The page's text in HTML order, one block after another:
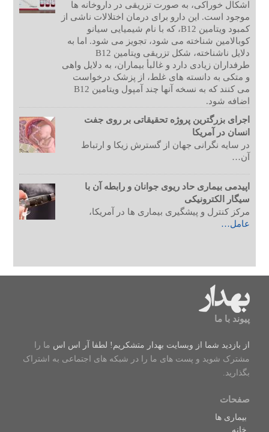
اشکال خوراکی، به صورت تزریقی در داروخانه ها
موجود است. این دارو برای درمان اختلالات ناشی از
کمبود ویتامین B12، که با نام شیمیایی سیانو
کوبالامین شناخته می شود، تجویز می شود. اما به
دلایل ناشناخته، شکل تزریقی ویتامین B12
طرفداران زیادی دارد و غالبأ بیماران، به دلایل واهی
و متکی به دانسته های غلط، از پزشک درخواست
می کنند که به نسخه آنها چند آمپول ویتامین B12
اضافه شود.
اجرای بزرگترین پروژه تحقیقاتی بر روی جفت
انسان در آمریکا
در سایه نگرانی جهان از گسترش زیکا و ارتباط
آن…
اپیدمی بیماری حاد ریوی جوانان و رابطه آن با
سیگار الکترونیکی
مرکز کنترل و پیشگیری بیماری ها در آمریکا،
عامل…
پیوند با ما
از بازدید شما از وبسایت بهدار متشکریم! لطفا آر اس اس ما را
مشترک شوید و پست های ما را در شبکه های اجتماعی به اشتراک
بگذارید.
صفحات
بیماری ها
خانه